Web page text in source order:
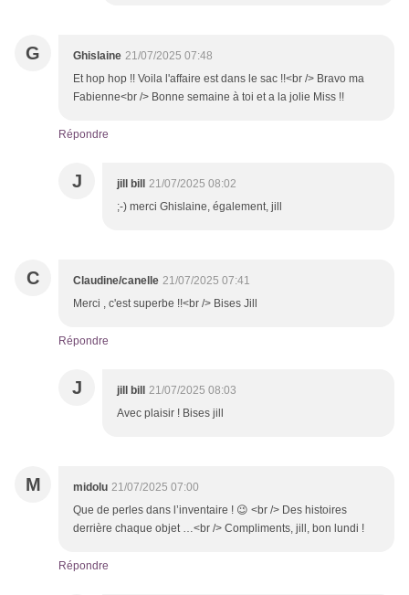
G Ghislaine 21/07/2025 07:48
Et hop hop !! Voila l'affaire est dans le sac !!<br /> Bravo ma
Fabienne<br /> Bonne semaine à toi et a la jolie Miss !!
Répondre
J jill bill
21/07/2025 08:02
;-) merci Ghislaine, également, jill
C Claudine/canelle 21/07/2025 07:41
Merci , c'est superbe !!<br /> Bises Jill
Répondre
J jill bill
21/07/2025 08:03
Avec plaisir ! Bises jill
M midolu 21/07/2025 07:00
Que de perles dans l’inventaire ! 😉 <br /> Des histoires
derrière chaque objet …<br /> Compliments, jill, bon lundi !
Répondre